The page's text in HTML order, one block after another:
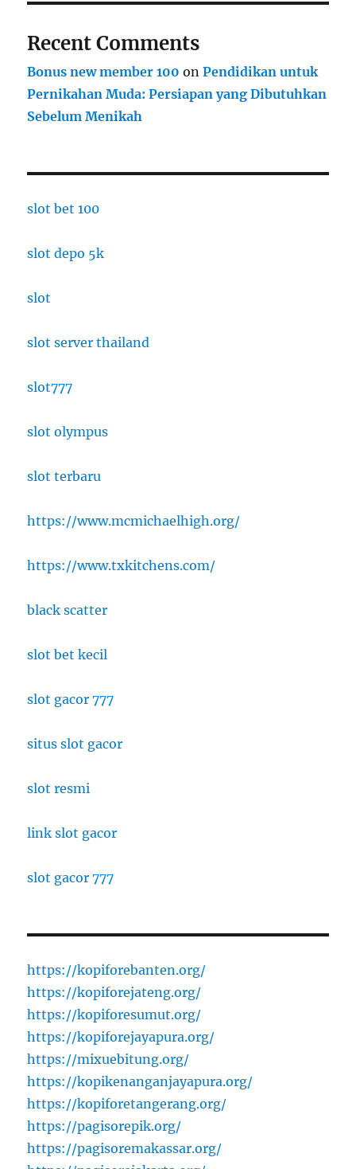
Recent Comments
Bonus new member 100 onPendidikan untuk
Pernikahan Muda: Persiapan yang Dibutuhkan
Sebelum Menikah
slot bet 100
slot depo 5k
slot
slot server thailand
slot777
slot olympus
slot terbaru
https://www.mcmichaelhigh.org/
https://www.txkitchens.com/
black scatter
slot bet kecil
slot gacor 777
situs slot gacor
slot resmi
link slot gacor
slot gacor 777
https://kopiforebanten.org/
https://kopiforejateng.org/
https://kopiforesumut.org/
https://kopiforejayapura.org/
https://mixuebitung.org/
https://kopikenanganjayapura.org/
https://kopiforetangerang.org/
https://pagisorepik.org/
https://pagisoremakassar.org/